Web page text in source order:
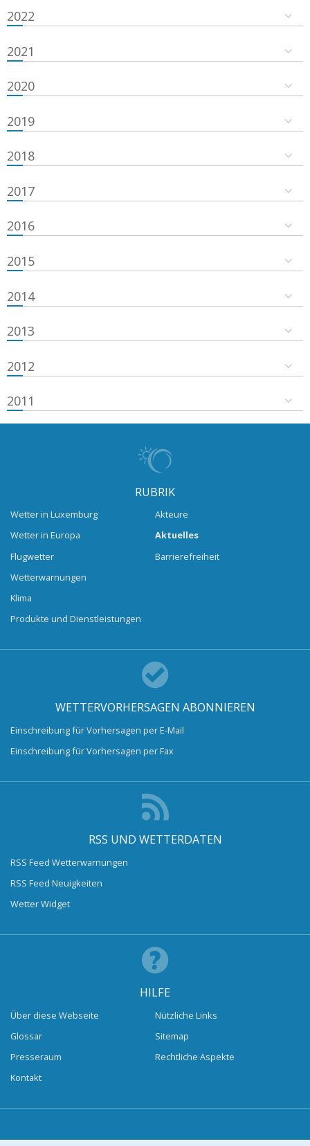
2022
2021
2020
2019
2018
2017
2016
2015
2014
2013
2012
2011
RUBRIK
Wetter in Luxemburg
Wetter in Europa
Flugwetter
Wetterwarnungen
Klima
Produkte und Dienstleistungen
Akteure
Aktuelles
Barrierefreiheit
WETTERVORHERSAGEN ABONNIEREN
Einschreibung für Vorhersagen per E-Mail
Einschreibung für Vorhersagen per Fax
RSS UND WETTERDATEN
RSS Feed Wetterwarnungen
RSS Feed Neuigkeiten
Wetter Widget
HILFE
Über diese Webseite
Glossar
Presseraum
Kontakt
Nützliche Links
Sitemap
Rechtliche Aspekte